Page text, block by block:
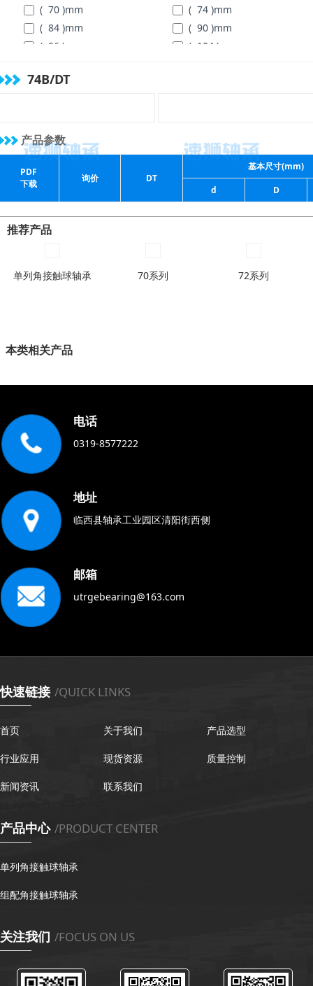
( 70 )mm ( 74 )mm
( 84 )mm ( 90 )mm
( 96 )
( 104 )
74B/DT
产品参数
PDF
下载
询价 DT
基本尺寸(mm)
d
D
推荐产品
单列角接触球轴承 70系列 72系列
本类相关产品
电话
0319-8577222
地址
临西县轴承工业园区清阳街西侧
邮箱
utrgebearing@163.com
快速链接 /QUICK LINKS
首页 关于我们 产品选型
行业应用 现货资源 质量控制
新闻资讯 联系我们
产品中心 /PRODUCT CENTER
单列角接触球轴承
组配角接触球轴承
关注我们 /FOCUS ON US